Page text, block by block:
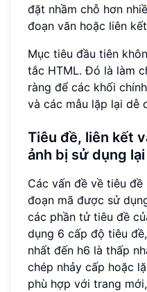
đặt nhầm chỗ hơn
đoạn văn hoặc liên
Mục tiêu đầu tiên
tắc HTML. Đó là làm
ràng để các khối
và các mẫu lặp lại dễ
Tiêu đề, liên kết
ảnh bị sử dụng lại
Các vấn đề về tiêu
đoạn mã được sử
các phần tử tiêu đề
dụng 6 cấp độ tiêu
nhất đến h6 là thấp
chép nhảy cấp hoặc
phù hợp với trang